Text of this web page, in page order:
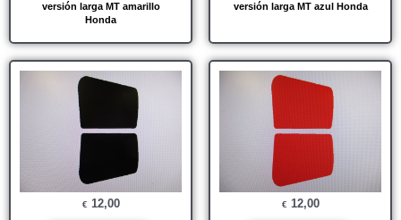
versión larga MT amarillo
Honda
versión larga MT azul Honda
€ 12,00 € 12,00